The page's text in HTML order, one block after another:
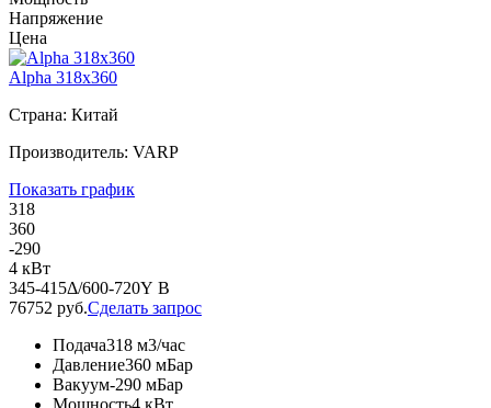
Напряжение
Цена
Alpha 318x360
Страна: Китай
Производитель: VARP
Показать график
318
360
-290
4 кВт
345-415Δ/600-720Y В
76752 руб.Сделать запрос
Подача318 м3/час
Давление360 мБар
Вакуум-290 мБар